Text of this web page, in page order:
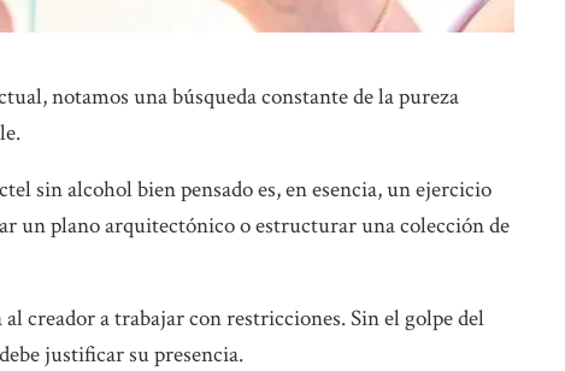
notamos una búsqueda constante de la pureza
sin alcohol bien pensado es, en esencia, un ejercicio
un plano arquitectónico o estructurar una colección de
creador a trabajar con restricciones. Sin el golpe del
justificar su presencia.